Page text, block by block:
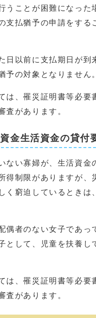
うことが困難になった
支払猶予の申請をする
日以前に支払期日が到
予の対象となりません。
は、罹災証明書等必要
査があります。
金生活資金の貸付
ない寡婦が、生活資金
得制限がありますが、
く窮迫しているときは
偶者のない女子であっ
として、児童を扶養し
は、罹災証明書等必要
査があります。